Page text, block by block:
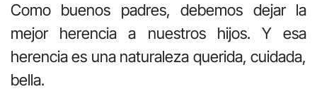
Como buenos padres, debemos dejar la
mejor herencia a nuestros hijos. Y esa
herencia es una naturaleza querida, cuidada,
bella.